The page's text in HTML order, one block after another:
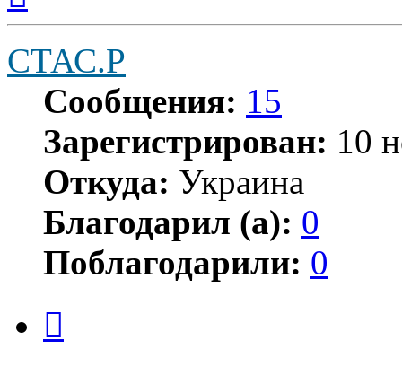
началу
СТАС.Р
Сообщения: 15
Зарегистрирован: 10
Откуда: Украина
Благодарил (а): 0
Поблагодарили: 0